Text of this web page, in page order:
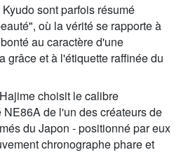
sont parfois résumé
où la vérité se rapporte à
au caractère d'une
grâce et à l'étiquette raffinée du
choisit le calibre
de l'un des créateurs de
du Japon - positionné par eux
chronographe phare et